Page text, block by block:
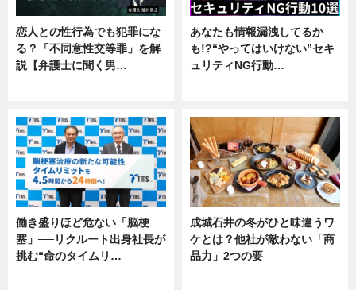
恋人との性行為でも犯罪にな
る？「不同意性交等罪」を解
説【弁護士に聞く男…
あなたも情報漏洩してるか
も!?“やってはいけない”セキ
ュリティNG行動…
働き盛りほど危ない「脳梗
塞」──リクルート出身社長が
挑む“命のタイムリ…
成城石井の冬がひと味違うワ
ケとは？他社が敵わない「商
品力」2つの要